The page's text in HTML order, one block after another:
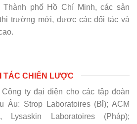
phố Hồ Chí Minh, các sản
trường mới, được các đối tác và
TÁC CHIẾN LƯỢC
ty đại diện cho các tập đoàn
Âu: Strop Laboratoires (Bỉ); ACM
Lysaskin Laboratoires (Pháp);